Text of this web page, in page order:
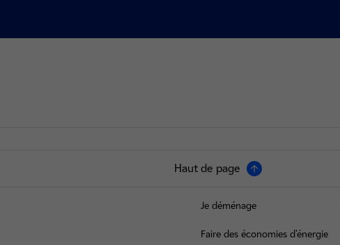
Haut de page
Je déménage
Faire des économies d’énergie